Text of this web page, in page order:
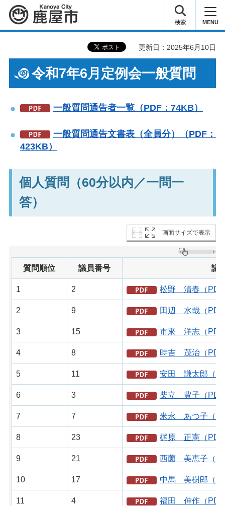
鹿屋市 検索 MENU
更新日：2025年6月10日
令和7年6月定例会一般質問
一般質問通告者一覧（PDF：74KB）
一般質問通告文書表（全員分）（PDF：
423KB）
個人質問（60分以内／一問一
答）
画面サイズで表示
質問順位 議員番号 議
1 2 松野 清春（PDF
2 9 田辺 水哉（PDF
3 15 市來 洋志（PDF
4 8 時吉 茂治（PDF
5 11 安田 謙太郎（
6 3 柴立 豊子（PDF
7 7 米永 あつ子（
8 23 梶原 正憲（PDF
9 21 西薗 美恵子（
10 17 中馬 美樹郎（
11 4 福田 伸作（PDF